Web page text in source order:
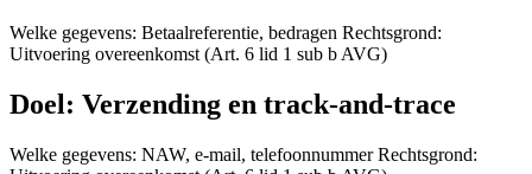
Welke gegevens: Betaalreferentie, bedragen Rechtsgrond:
Uitvoering overeenkomst (Art. 6 lid 1 sub b AVG)
Doel: Verzending en track-and-trace
Welke gegevens: NAW, e-mail, telefoonnummer Rechtsgrond: